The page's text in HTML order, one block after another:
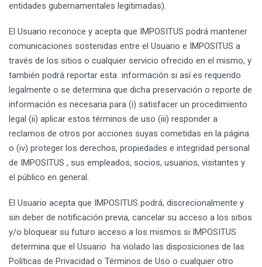
entidades gubernamentales legitimadas).
El Usuario reconoce y acepta que IMPOSITUS podrá mantener
comunicaciones sostenidas entre el Usuario e IMPOSITUS a
través de los sitios o cualquier servicio ofrecido en el mismo, y
también podrá reportar esta información si así es requerido
legalmente o se determina que dicha preservación o reporte de
información es necesaria para (i) satisfacer un procedimiento
legal (ii) aplicar estos términos de uso (iii) responder a
reclamos de otros por acciones suyas cometidas en la página
o (iv) proteger los derechos, propiedades e integridad personal
de IMPOSITUS , sus empleados, socios, usuarios, visitantes y
el público en general.
El Usuario acepta que IMPOSITUS podrá, discrecionalmente y
sin deber de notificación previa, cancelar su acceso a los sitios
y/o bloquear su futuro acceso a los mismos si IMPOSITUS
determina que el Usuario ha violado las disposiciones de las
Políticas de Privacidad o Términos de Uso o cualquier otro